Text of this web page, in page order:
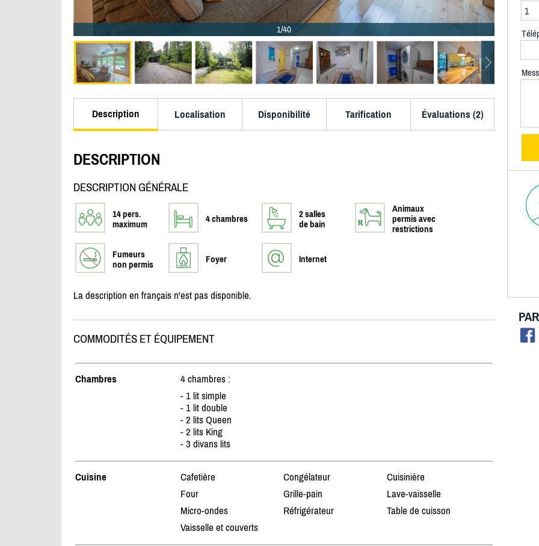
1/40
Description Localisation Disponibilité Tarification Évaluations (2)
DESCRIPTION
DESCRIPTION GÉNÉRALE
14 pers.
maximum
4 chambres
2 salles
de bain
Animaux
permis avec
restrictions
Fumeurs
non permis
Foyer Internet
La description en français n'est pas disponible.
COMMODITÉS ET ÉQUIPEMENT
Chambres
4 chambres :
- 1 lit simple
- 1 lit double
- 2 lits Queen
- 2 lits King
- 3 divans lits
Cuisine Cafetière Congélateur
Cuisinière
Four
Grille-pain
Lave-vaisselle
Micro-ondes
Réfrigérateur
Table de cuisson
Vaisselle et couverts